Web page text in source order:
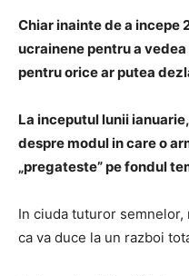
Chiar inainte de a incepe
ucrainene pentru a
pentru orice ar putea
La inceputul lunii
despre modul in care o
„pregateste” pe fondul
In ciuda tuturor
ca va duce la un razboi